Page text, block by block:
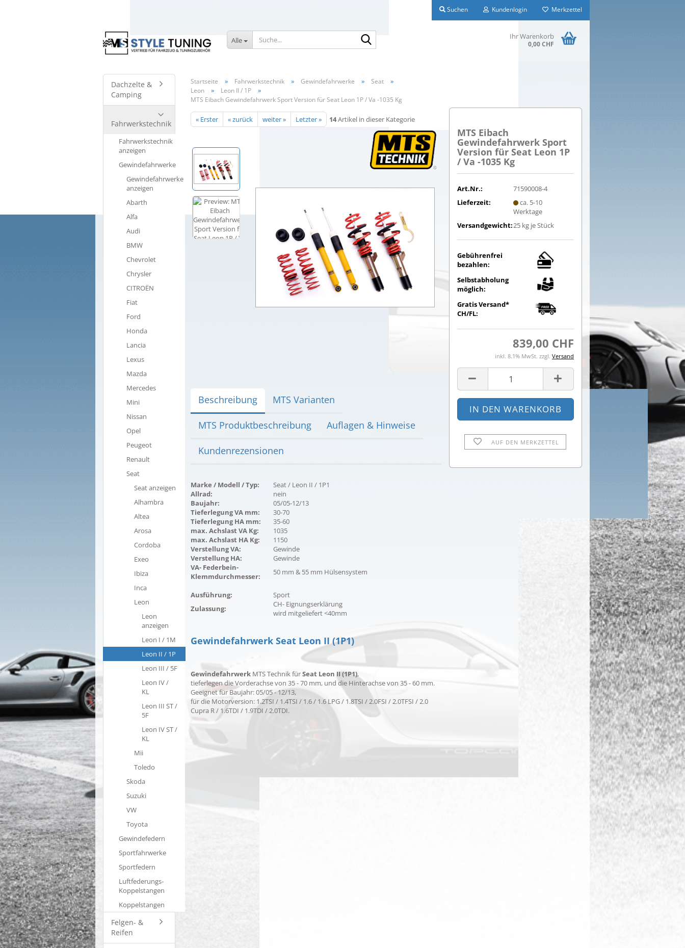
Suchen Kundenlogin Merkzettel
Alle Ihr Warenkorb
0,00 CHF
Startseite » Fahrwerkstechnik » Gewindefahrwerke » Seat »
Leon » Leon II / 1P »
MTS Eibach Gewindefahrwerk Sport Version für Seat Leon 1P / Va -1035 Kg
« Erster « zurück weiter » Letzter » 14Artikel in dieser Kategorie
MTS Eibach
Gewindefahrwerk Sport
Version für Seat Leon 1P
/ Va -1035 Kg
Art.Nr.:
71590008-4
Lieferzeit:
ca. 5-10
Werktage
Versandgewicht:25 kg je Stück
Gebührenfrei
bezahlen:
Selbstabholung
möglich:
Gratis Versand*
CH/FL:
839,00 CHF
inkl. 8.1% MwSt. zzgl. Versand
AUF DEN MERKZETTEL
Beschreibung MTS Varianten
MTS Produktbeschreibung Auflagen & Hinweise
Kundenrezensionen
Marke / Modell / Typ:
Seat / Leon II / 1P1
Allrad:
nein
Baujahr:
05/05-12/13
Tieferlegung VA mm:
30-70
Tieferlegung HA mm:
35-60
max. Achslast VA Kg:
1035
max. Achslast HA Kg:
1150
Verstellung VA:
Gewinde
Verstellung HA:
Gewinde
VA- Federbein-
Klemmdurchmesser:
50 mm & 55 mm Hülsensystem
Ausführung:
Sport
Zulassung:
CH- Eignungserklärung
wird mitgeliefert <40mm
Gewindefahrwerk Seat Leon II (1P1)
GewindefahrwerkMTS Technik fürSeat Leon II (1P1),
tieferlegen die Vorderachse von 35 - 70 mm, und die Hinterachse von 35 - 60 mm.
Geeignet für Baujahr: 05/05 - 12/13,
für die Motorversion: 1.2TSI / 1.4TSI / 1.6 / 1.6 LPG / 1.8TSI / 2.0FSI / 2.0TFSI / 2.0
Cupra R / 1.6TDI / 1.9TDI / 2.0TDI.
Dachzelte &
Camping
Fahrwerkstechnik
Fahrwerkstechnik
anzeigen
Gewindefahrwerke
Gewindefahrwerke
anzeigen
Abarth
Alfa
Audi
BMW
Chevrolet
Chrysler
CITROËN
Fiat
Ford
Honda
Lancia
Lexus
Mazda
Mercedes
Mini
Nissan
Opel
Peugeot
Renault
Seat
Seat anzeigen
Alhambra
Altea
Arosa
Cordoba
Exeo
Ibiza
Inca
Leon
Leon
anzeigen
Leon I / 1M
Leon II / 1P
Leon III / 5F
Leon IV /
KL
Leon III ST /
5F
Leon IV ST /
KL
Mii
Toledo
Skoda
Suzuki
VW
Toyota
Gewindefedern
Sportfahrwerke
Sportfedern
Luftfederungs-
Koppelstangen
Koppelstangen
Felgen- &
Reifen